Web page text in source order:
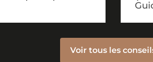
Voir tous les